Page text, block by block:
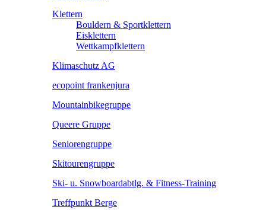
Klettern
Bouldern & Sportklettern
Eisklettern
Wettkampfklettern
Klimaschutz AG
ecopoint frankenjura
Mountainbikegruppe
Queere Gruppe
Seniorengruppe
Skitourengruppe
Ski- u. Snowboardabtlg. & Fitness-Training
Treffpunkt Berge